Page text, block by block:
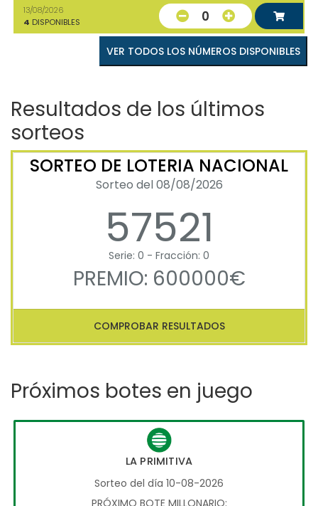
13/08/2026
4 DISPONIBLES 0
VER TODOS LOS NÚMEROS DISPONIBLES
Resultados de los últimos
sorteos
SORTEO DE LOTERIA NACIONAL
Sorteo del 08/08/2026
57521
Serie: 0 - Fracción: 0
PREMIO: 600000€
COMPROBAR RESULTADOS
Próximos botes en juego
LA PRIMITIVA
Sorteo del día 10-08-2026